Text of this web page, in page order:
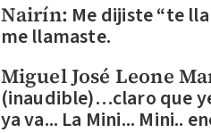
Nairín: Me dijiste “te
me llamaste.
Miguel José Leone
(inaudible)…claro que
ya va... La Mini... Mini..